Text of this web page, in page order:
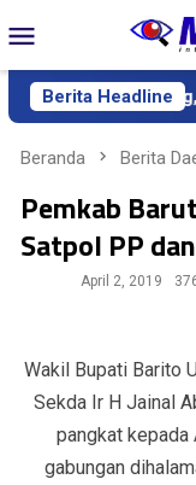
ke
kontenMobile
Berita Headline
Gubernur
Beranda Berita
Pemkab
Satpol PP
April 2, 2019
Wakil Bupati Barito
Sekda Ir H Jainal
pangkat kepada
gabungan